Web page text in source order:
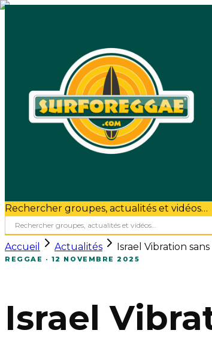
Rechercher groupes, actualités et vidéos…
Accueil Actualités Israel Vibration
REGGAE · 12 NOVEMBRE 2025
Israel